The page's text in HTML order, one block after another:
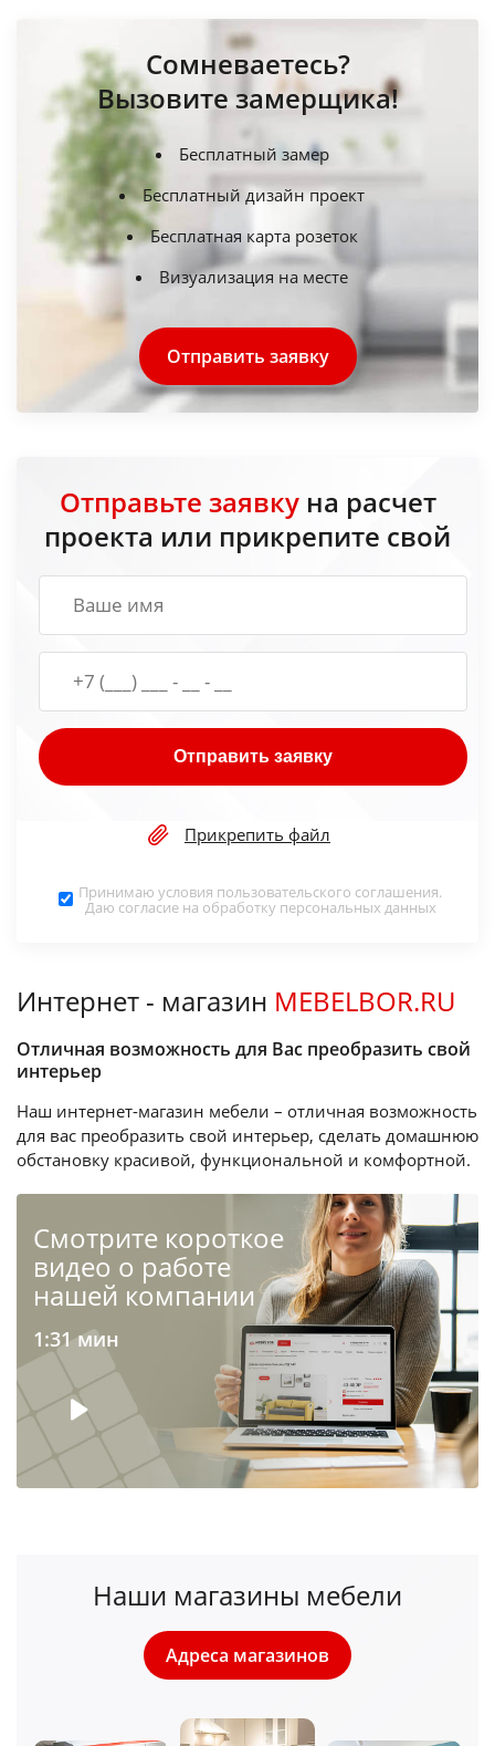
Сомневаетесь?
Вызовите замерщика!
Бесплатный замер
Бесплатный дизайн проект
Бесплатная карта розеток
Визуализация на месте
Отправить заявку
Отправьте заявкуна расчет
проекта или прикрепите свой
Отправить заявку
Прикрепить файл
Принимаю условия пользовательского соглашения.
Даю согласие на обработку персональных данных
Интернет - магазин MEBELBOR.RU
Отличная возможность для Вас преобразить свой
интерьер
Наш интернет-магазин мебели – отличная возможность
для вас преобразить свой интерьер, сделать домашнюю
обстановку красивой, функциональной и комфортной.
Cмотрите короткое
видео о работе
нашей компании
1:31 мин
Наши магазины мебели
Адреса магазинов